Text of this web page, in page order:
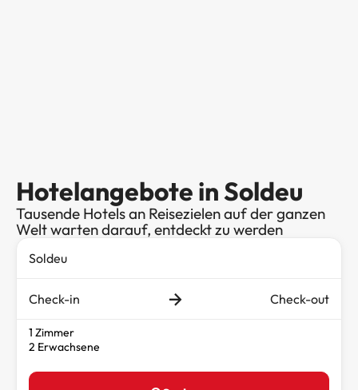
Hotelangebote in Soldeu
Tausende Hotels an Reisezielen auf der ganzen
Welt warten darauf, entdeckt zu werden
Check-in Check-out
1 Zimmer
2 Erwachsene